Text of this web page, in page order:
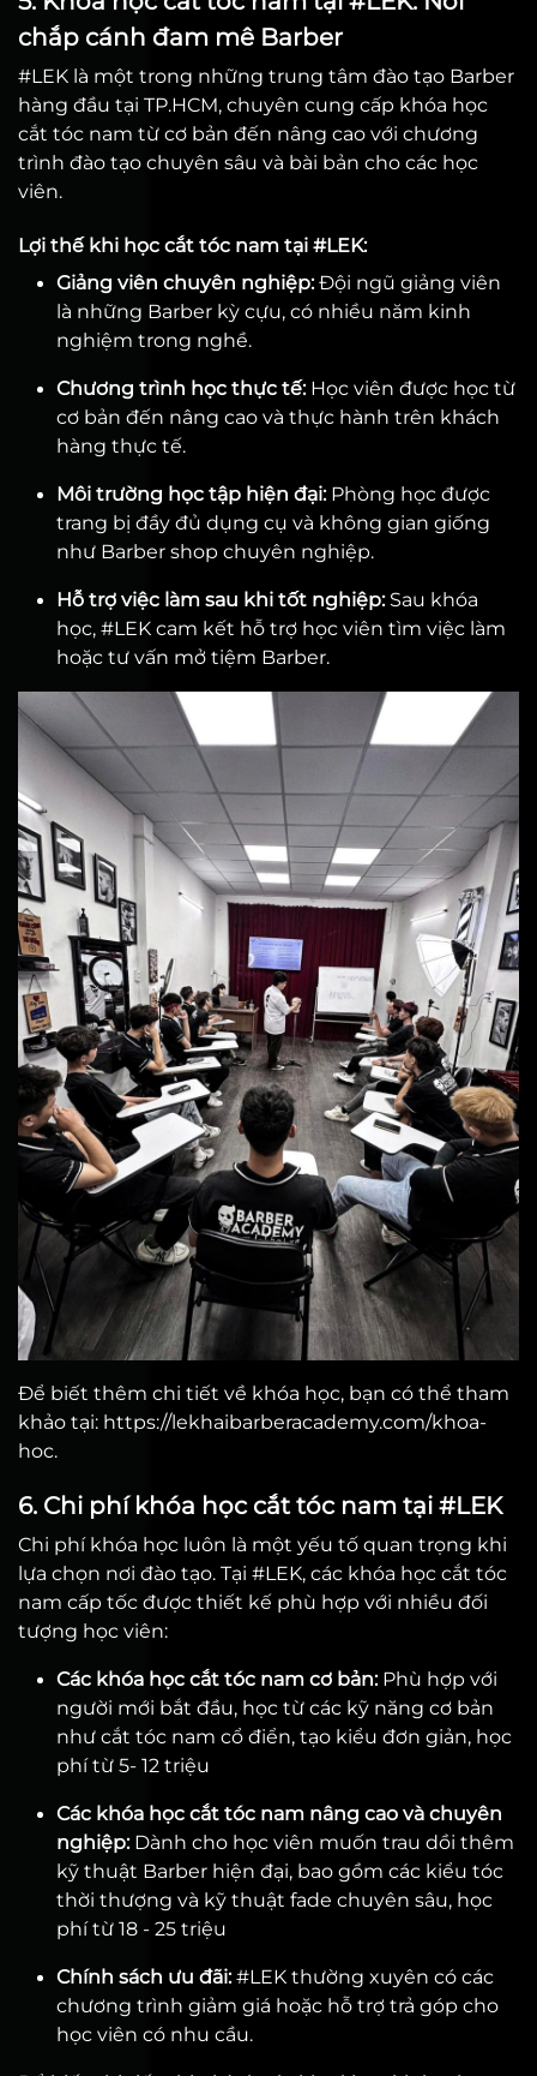
chắp cánh đam mê Barber
#LEK là một trong những trung tâm đào tạo Barber
hàng đầu tại TP.HCM, chuyên cung cấp khóa học
cắt tóc nam từ cơ bản đến nâng cao với chương
trình đào tạo chuyên sâu và bài bản cho các học
viên.
Lợi thế khi học cắt tóc nam tại #LEK:
Giảng viên chuyên nghiệp:Đội ngũ giảng viên
là những Barber kỳ cựu, có nhiều năm kinh
nghiệm trong nghề.
Chương trình học thực tế:Học viên được học từ
cơ bản đến nâng cao và thực hành trên khách
hàng thực tế.
Môi trường học tập hiện đại:Phòng học được
trang bị đầy đủ dụng cụ và không gian giống
như Barber shop chuyên nghiệp.
Hỗ trợ việc làm sau khi tốt nghiệp:Sau khóa
học, #LEK cam kết hỗ trợ học viên tìm việc làm
hoặc tư vấn mở tiệm Barber.
Để biết thêm chi tiết về khóa học, bạn có thể tham
khảo tại: https://lekhaibarberacademy.com/khoa-
hoc.
6. Chi phí khóa học cắt tóc nam tại #LEK
Chi phí khóa học luôn là một yếu tố quan trọng khi
lựa chọn nơi đào tạo. Tại #LEK, các khóa học cắt tóc
nam cấp tốc được thiết kế phù hợp với nhiều đối
tượng học viên:
Các khóa học cắt tóc nam cơ bản:Phù hợp với
người mới bắt đầu, học từ các kỹ năng cơ bản
như cắt tóc nam cổ điển, tạo kiểu đơn giản, học
phí từ 5- 12 triệu
Các khóa học cắt tóc nam nâng cao và chuyên
nghiệp:Dành cho học viên muốn trau dồi thêm
kỹ thuật Barber hiện đại, bao gồm các kiểu tóc
thời thượng và kỹ thuật fade chuyên sâu, học
phí từ 18 - 25 triệu
Chính sách ưu đãi:#LEK thường xuyên có các
chương trình giảm giá hoặc hỗ trợ trả góp cho
học viên có nhu cầu.